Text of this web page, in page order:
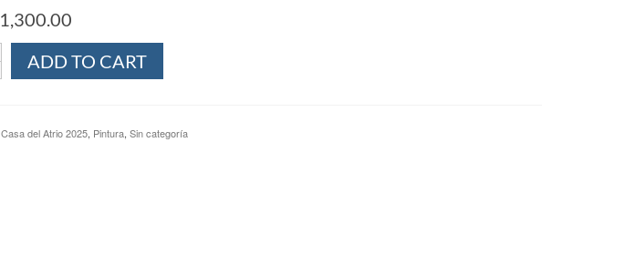
1,300.00
ADD TO CART
Casa del Atrio 2025, Pintura, Sin categoría